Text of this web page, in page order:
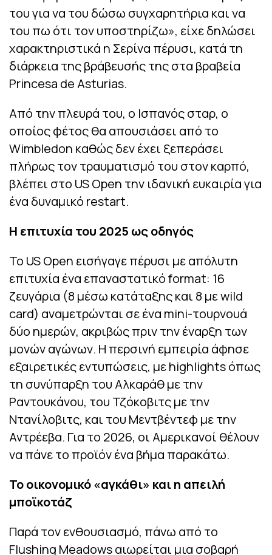
του για να του δώσω συγχαρητήρια και να
του πω ότι τον υποστηρίζω», είχε δηλώσει
χαρακτηριστικά η Σερίνα πέρυσι, κατά τη
διάρκεια της βράβευσής της στα βραβεία
Princesa de Asturias.
Από την πλευρά του, ο Ισπανός σταρ, ο
οποίος φέτος θα απουσιάσει από το
Wimbledon καθώς δεν έχει ξεπεράσει
πλήρως τον τραυματισμό του στον καρπό,
βλέπει στο US Open την ιδανική ευκαιρία για
ένα δυναμικό restart.
Η επιτυχία του 2025 ως οδηγός
Το US Open εισήγαγε πέρυσι με απόλυτη
επιτυχία ένα επαναστατικό format: 16
ζευγάρια (8 μέσω κατάταξης και 8 με wild
card) αναμετρώνται σε ένα mini-τουρνουά
δύο ημερών, ακριβώς πριν την έναρξη των
μονών αγώνων. Η περσινή εμπειρία άφησε
εξαιρετικές εντυπώσεις, με highlights όπως
τη συνύπαρξη του Αλκαράθ με την
Ραντουκάνου, του Τζόκοβιτς με την
Ντανίλοβιτς, και του Μεντβέντεφ με την
Αντρέεβα. Για το 2026, οι Αμερικανοί θέλουν
να πάνε το προϊόν ένα βήμα παρακάτω.
Το οικονομικό «αγκάθι» και η απειλή
μποϊκοτάζ
Παρά τον ενθουσιασμό, πάνω από το
Flushing Meadows αιωρείται μια σοβαρή